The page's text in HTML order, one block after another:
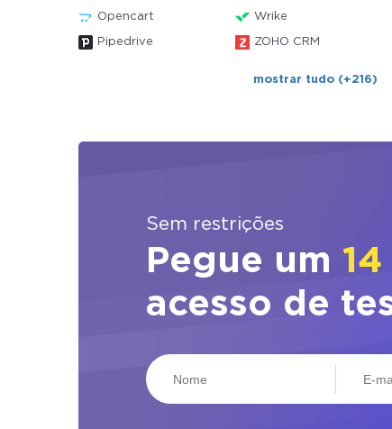
Opencart Wrike
Pipedrive ZOHO CRM
mostrar tudo (+216)
Sem restrições
Pegue um
acesso de